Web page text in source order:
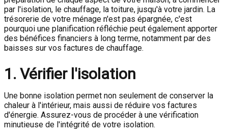
par l'isolation, le chauffage, la toiture, jusqu'à votre jardin. La
trésorerie de votre ménage n'est pas épargnée, c'est
pourquoi une planification réfléchie peut également apporter
des bénéfices financiers à long terme, notamment par des
baisses sur vos factures de chauffage.
1. Vérifier l'isolation
Une bonne isolation permet non seulement de conserver la
chaleur à l'intérieur, mais aussi de réduire vos factures
d'énergie. Assurez-vous de procéder à une vérification
minutieuse de l'intégrité de votre isolation.